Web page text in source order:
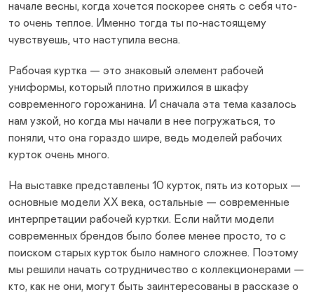
начале весны, когда хочется поскорее снять с себя что-
то очень теплое. Именно тогда ты по-настоящему
чувствуешь, что наступила весна.
Рабочая куртка — это знаковый элемент рабочей
униформы, который плотно прижился в шкафу
современного горожанина. И сначала эта тема казалось
нам узкой, но когда мы начали в нее погружаться, то
поняли, что она гораздо шире, ведь моделей рабочих
курток очень много.
На выставке представлены 10 курток, пять из которых —
основные модели ХХ века, остальные — современные
интерпретации рабочей куртки. Если найти модели
современных брендов было более менее просто, то с
поиском старых курток было намного сложнее. Поэтому
мы решили начать сотрудничество с коллекционерами —
кто, как не они, могут быть заинтересованы в рассказе о